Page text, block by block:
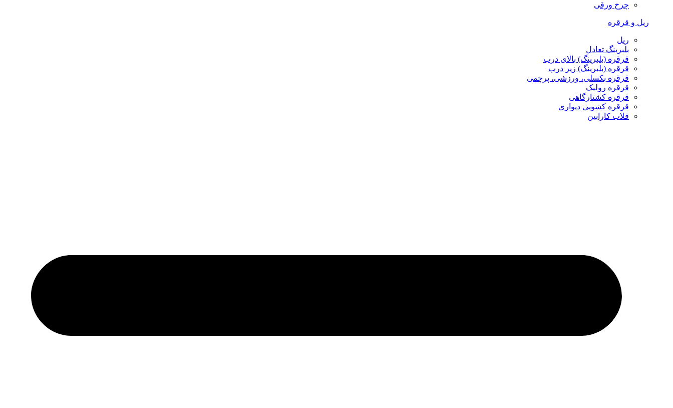
چرخ ورقی
ریل و قرقره
ریل
بلبرینگ تعادل
قرقره (بلبرینگ) بالای درب
قرقره (بلبرینگ) زیر درب
قرقره بکسلی، ورزشی، پرچمی
قرقره رولیک
قرقره کشتارگاهی
قرقره کشویی دیواری
قلاب کارابین